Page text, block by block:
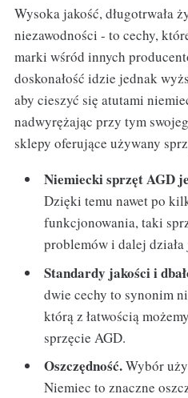
Wysoka jakość, długotrwała
niezawodności - to cechy,
marki wśród innych
doskonałość idzie jednak
aby cieszyć się atutami
nadwyrężając przy tym
sklepy oferujące używany
Niemiecki sprzęt AGD
Dzięki temu nawet po
funkcjonowania, taki
problemów i dalej
Standardy jakości i
dwie cechy to synonim
którą z łatwością
sprzęcie AGD.
Oszczędność.Wybór
Niemiec to znaczne